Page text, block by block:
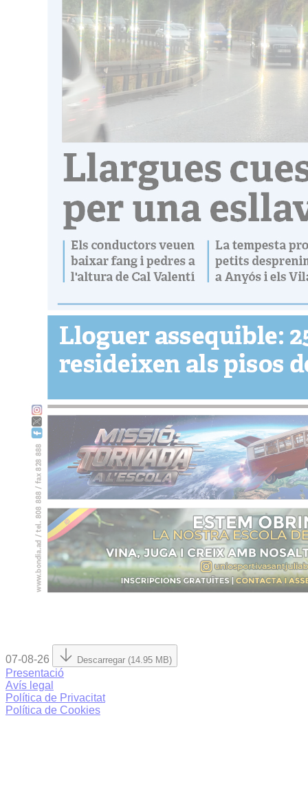
07-08-26 Descarregar (14.95 MB)
Presentació
Avís legal
Política de Privacitat
Política de Cookies